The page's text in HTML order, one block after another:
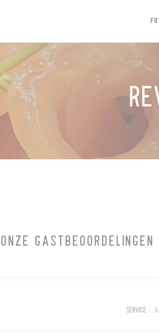
ONZE GASTBEOORDELINGEN
Service : 3